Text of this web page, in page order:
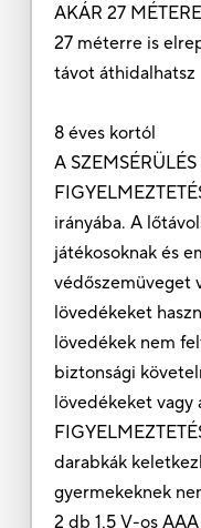
AKÁR 27
27 méterre is
távot áthidalhatsz
8 éves kortól
A
irányába. A
játékosoknak és
védőszemüveget
lövedékeket
lövedékek nem
biztonsági
lövedékeket vagy
darabkák
gyermekeknek
2 db 1,5 V-os